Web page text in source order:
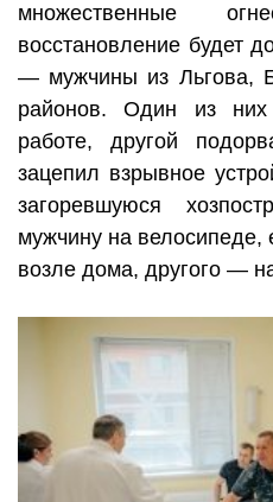
множественные
восстановление будет
— мужчины из Льгова,
районов. Один из
работе, другой
зацепил взрывное
загоревшуюся
мужчину на
возле дома, другого —